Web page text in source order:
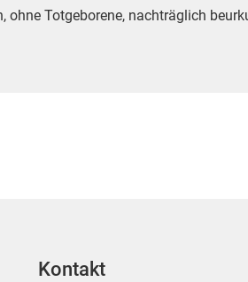
ohne Totgeborene, nachträglich
Kontakt